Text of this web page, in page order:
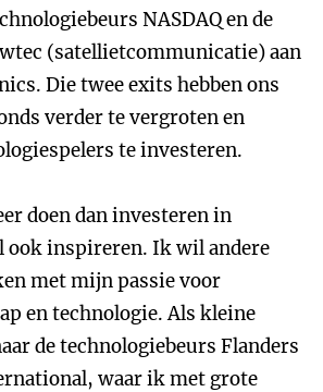
NASDAQ en de
(satellietcommunicatie) aan
Die twee exits hebben ons
verder te vergroten en
te investeren.
doen dan investeren in
inspireren. Ik wil andere
met mijn passie voor
en technologie. Als kleine
de technologiebeurs Flanders
waar ik met grote